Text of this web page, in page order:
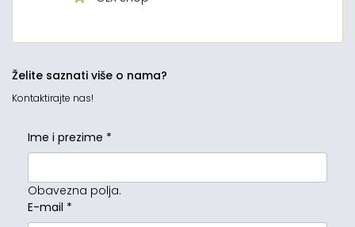
Želite saznati više o nama?
Kontaktirajte nas!
Ime i prezime *
Obavezna polja.
E-mail *